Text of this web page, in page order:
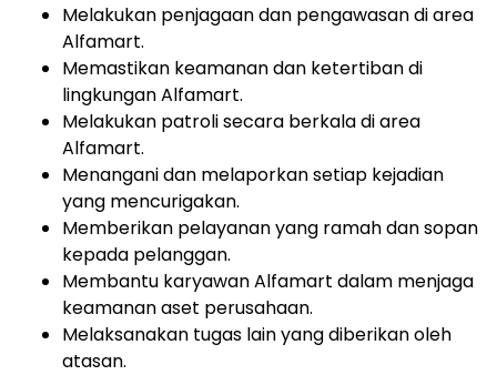
Melakukan penjagaan dan pengawasan di area
Alfamart.
Memastikan keamanan dan ketertiban di
lingkungan Alfamart.
Melakukan patroli secara berkala di area
Alfamart.
Menangani dan melaporkan setiap kejadian
yang mencurigakan.
Memberikan pelayanan yang ramah dan sopan
kepada pelanggan.
Membantu karyawan Alfamart dalam menjaga
keamanan aset perusahaan.
Melaksanakan tugas lain yang diberikan oleh
atasan.